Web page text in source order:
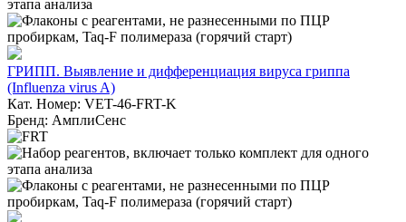
ГРИПП. Выявление и дифференциация вируса гриппа
(Influenza virus A)
Кат. Номер: VET-46-FRT-K
Бренд: АмплиСенс